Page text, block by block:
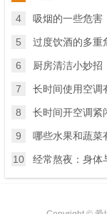
4 吸烟的一些危害
5 过度饮酒的多重
6 厨房清洁小妙招
7 长时间使用空调
8 长时间开空调紧
9 哪些水果和蔬菜
10 经常熬夜：身体